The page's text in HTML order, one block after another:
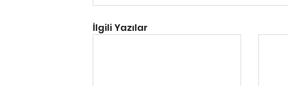
İlgili Yazılar